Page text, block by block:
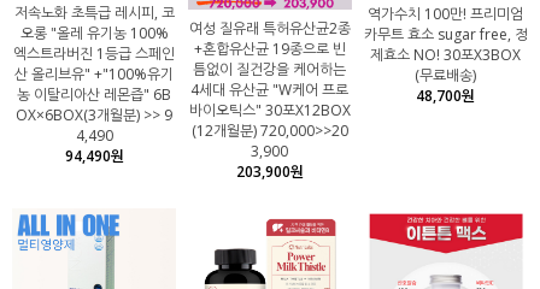
저속노화 초특급 레시피, 코
오롱 "올레 유기농 100%
엑스트라버진 1등급 스페인
산 올리브유" +"100%유기
농 이탈리아산 레몬즙" 6B
OX×6BOX(3개월분) >> 9
4,490
94,490원
여성 질유래 특허유산균2종
+혼합유산균 19종으로 빈
틈없이 질건강을 케어하는
4세대 유산균 "W케어 프로
바이오틱스" 30포X12BOX
(12개월분) 720,000>>20
3,900
203,900원
역가수치 100만! 프리미엄
카무트 효소 sugar free, 정
제효소 NO! 30포X3BOX
(무료배송)
48,700원